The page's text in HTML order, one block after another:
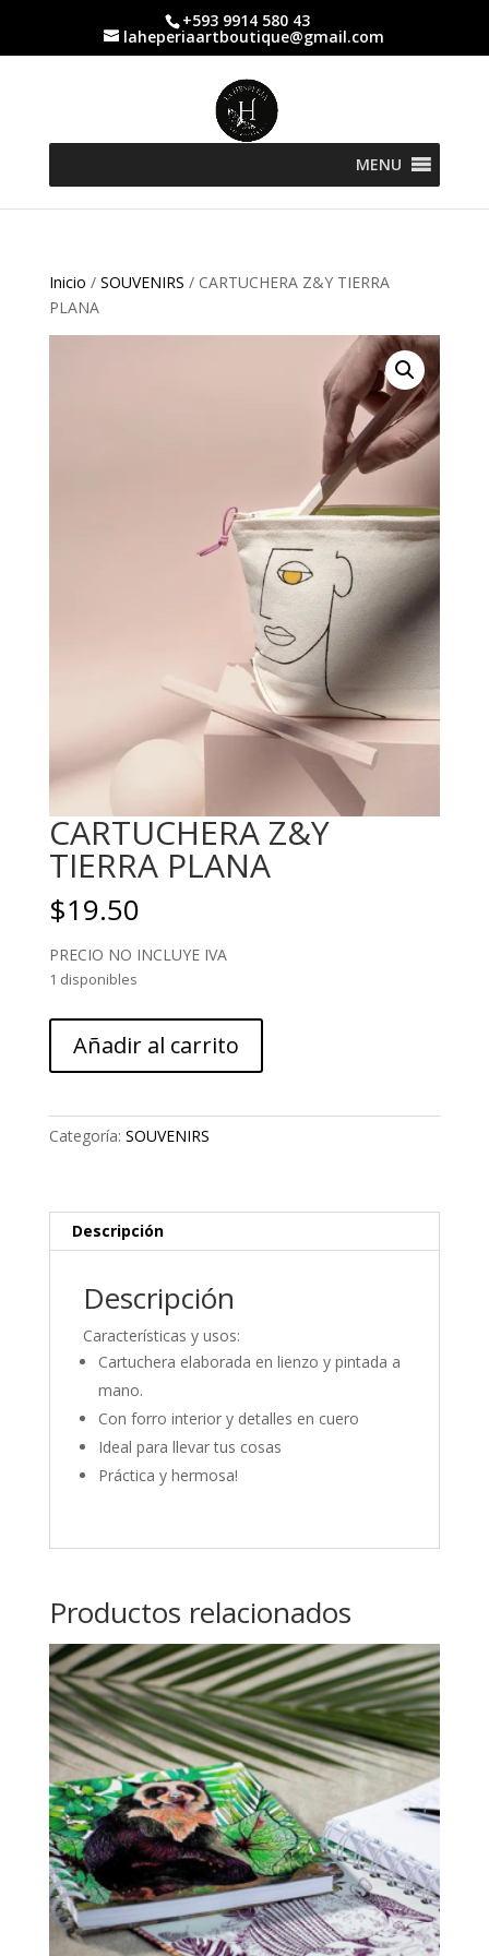
+593 9914 580 43
laheperiaartboutique@gmail.com
MENU
Inicio / SOUVENIRS / CARTUCHERA Z&Y TIERRA
PLANA
CARTUCHERA Z&Y
TIERRA PLANA
$19.50
PRECIO NO INCLUYE IVA
1 disponibles
Z&Y
cantidad
Añadir al carrito
Categoría: SOUVENIRS
Descripción
Descripción
Características y usos:
Cartuchera elaborada en lienzo y pintada a
mano.
Con forro interior y detalles en cuero
Ideal para llevar tus cosas
Práctica y hermosa!
Productos relacionados